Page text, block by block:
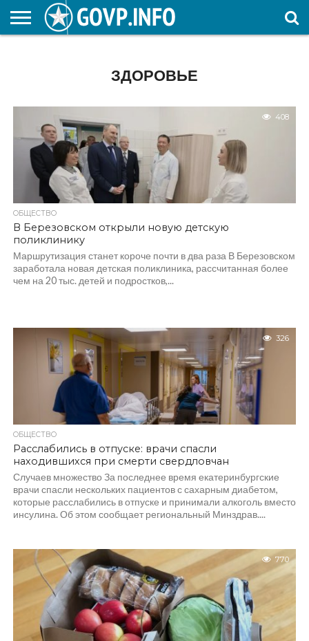
ЗДОРОВЬЕ
408
ОБЩЕСТВО
В Березовском открыли новую детскую
поликлинику
Маршрутизация станет короче почти в два раза В Березовском
заработала новая детская поликлиника, рассчитанная более
чем на 20 тыс. детей и подростков,...
326
ОБЩЕСТВО
Расслабились в отпуске: врачи спасли
находившихся при смерти свердловчан
Случаев множество За последнее время екатеринбургские
врачи спасли нескольких пациентов с сахарным диабетом,
которые расслабились в отпуске и принимали алкоголь вместо
инсулина. Об этом сообщает региональный Минздрав....
770